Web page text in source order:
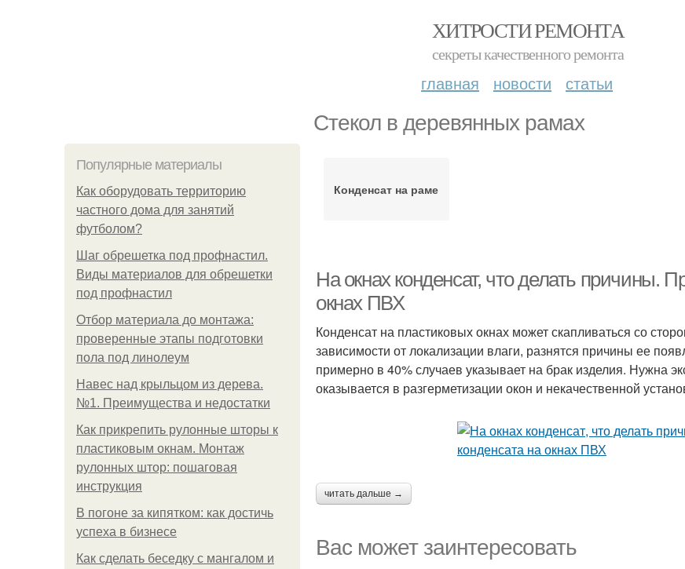
ХИТРОСТИ РЕМОНТА
секреты качественного ремонта
главная новости статьи
Стекол в деревянных рамах
Популярные материалы
Как оборудовать территорию
частного дома для занятий
футболом?
Шаг обрешетка под профнастил.
Виды материалов для обрешетки
под профнастил
Отбор материала до монтажа:
проверенные этапы подготовки
пола под линолеум
Навес над крыльцом из дерева.
№1. Преимущества и недостатки
Как прикрепить рулонные шторы к
пластиковым окнам. Монтаж
рулонных штор: пошаговая
инструкция
В погоне за кипятком: как достичь
успеха в бизнесе
Как сделать беседку с мангалом и
Конденсат на раме
На окнах конденсат, что делать причины.
окнах ПВХ
Конденсат на пластиковых окнах может скапливаться со
зависимости от локализации влаги, разнятся причины ее
примерно в 40% случаев указывает на брак изделия. Нужна
оказывается в разгерметизации окон и некачественной
читать дальше →
Вас может заинтересовать